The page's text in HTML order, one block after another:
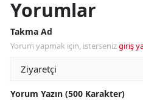
Yorumlar
Takma Ad
Yorum yapmak için, istersenizgiriş
Yorum Yazın (500 Karakter)